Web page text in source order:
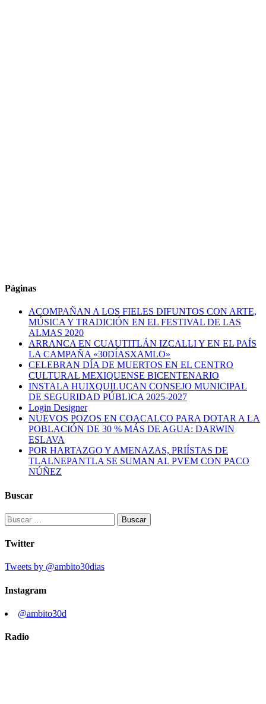
Páginas
ACOMPAÑAN A LOS FIELES DIFUNTOS CON ARTE,
MÚSICA Y TRADICIÓN EN EL FESTIVAL DE LAS
ALMAS 2020
ARRANCA EN CUAUTITLÁN IZCALLI Y EN EL PAÍS
LA CAMPAÑA «30DÍASXAMLO»
CELEBRAN DÍA DE MUERTOS EN EL CENTRO
CULTURAL MEXIQUENSE BICENTENARIO
INSTALA HUIXQUILUCAN CONSEJO MUNICIPAL
DE SEGURIDAD PÚBLICA 2025-2027
Login Designer
NUEVOS POZOS EN COACALCO PARA DOTAR A LA
POBLACIÓN DE 30 % MÁS DE AGUA: DARWIN
ESLAVA
POR HARTAZGO Y AMENAZAS, PRIÍSTAS DE
TLALNEPANTLA SE SUMAN AL PVEM CON PACO
NÚÑEZ
Buscar
Buscar:
Twitter
Tweets by @ambito30dias
Instagram
@ambito30d
Radio